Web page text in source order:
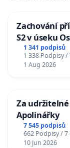
Zachování
S2 v úseku
u Jablunkova
1 341 podpisů
1 338 Podpisy /
1 Aug 2026
Za
Apolinářky
7 545 podpisů
662 Podpisy / 7
10 Jun 2026